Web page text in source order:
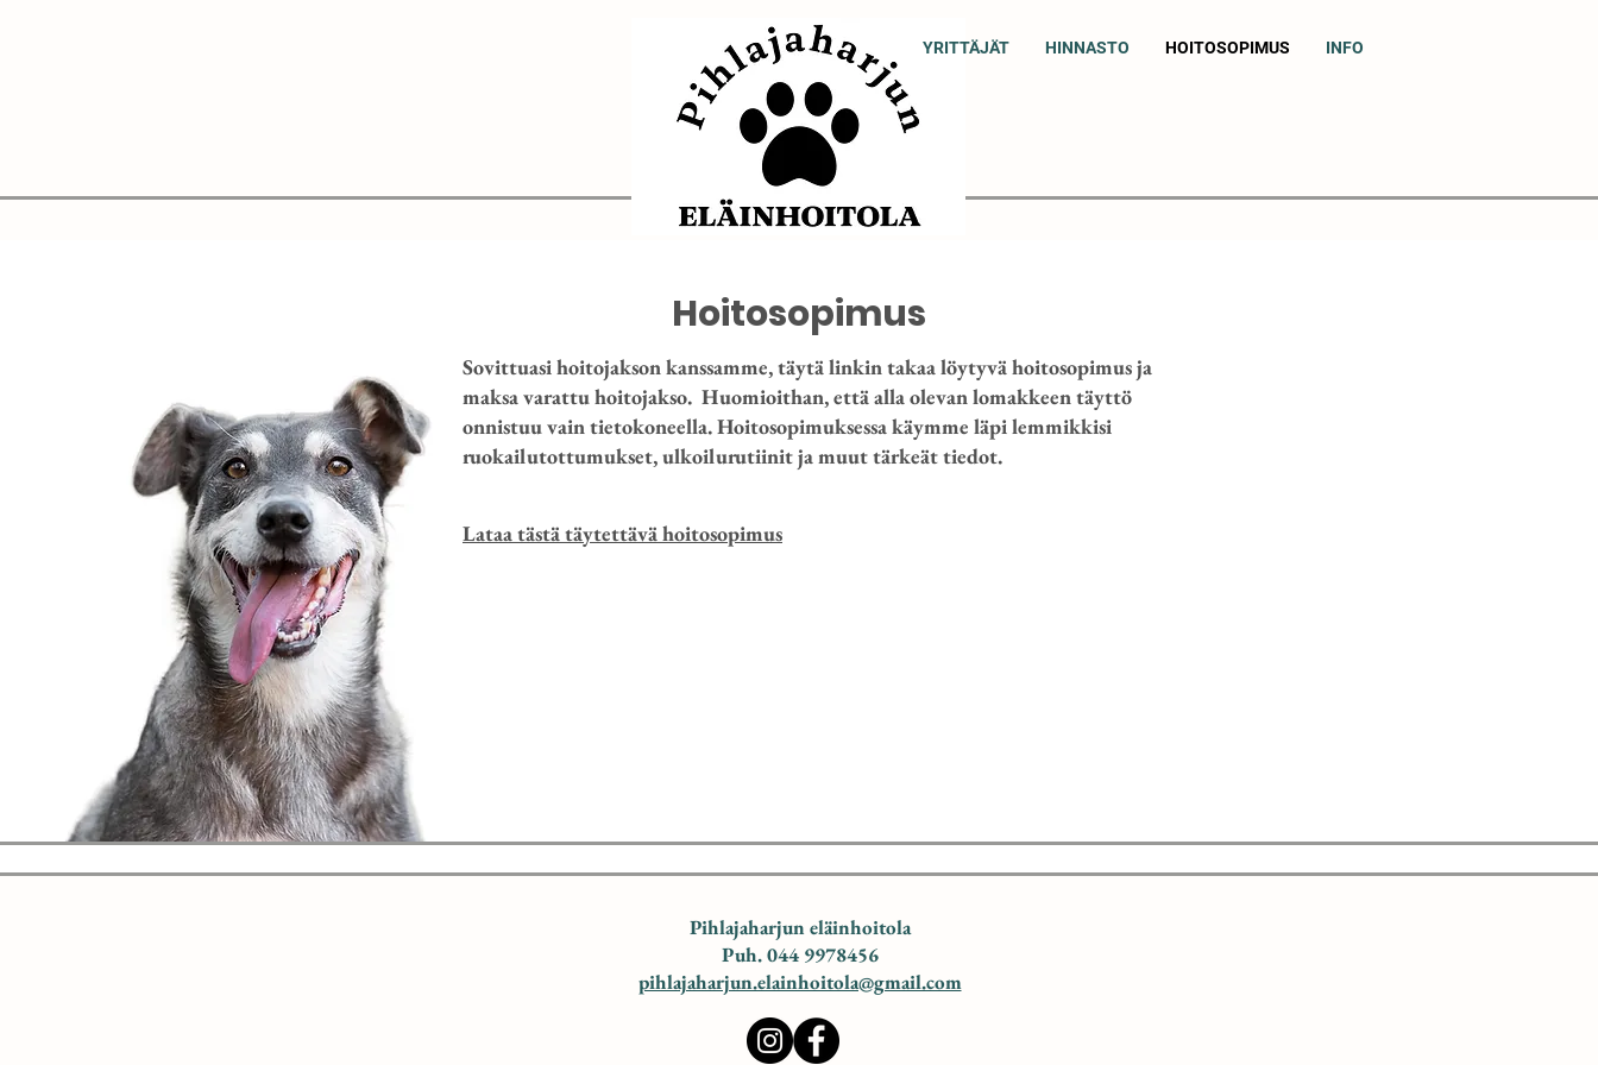
YRITTÄJÄT HINNASTO HOITOSOPIMUS INFO
Hoitosopimus
Sovittuasi hoitojakson kanssamme, täytä linkin takaa löytyvä hoitosopimus ja
maksa varattu hoitojakso. Huomioithan, että alla olevan lomakkeen täyttö
onnistuu vain tietokoneella. Hoitosopimuksessa käymme läpi lemmikkisi
ruokailutottumukset, ulkoilurutiinit ja muut tärkeät tiedot.
Lataa tästä täytettävä hoitosopimus
Pihlajaharjun eläinhoitola
Puh. 044 9978456
pihlajaharjun.elainhoitola@gmail.com